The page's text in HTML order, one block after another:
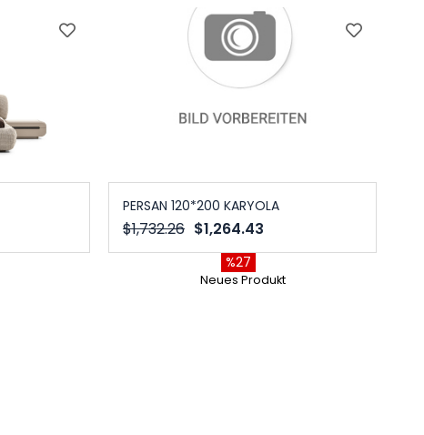
PERSAN 120*200 KARYOLA
$1,264.43
$1,732.26
%27
Neues Produkt